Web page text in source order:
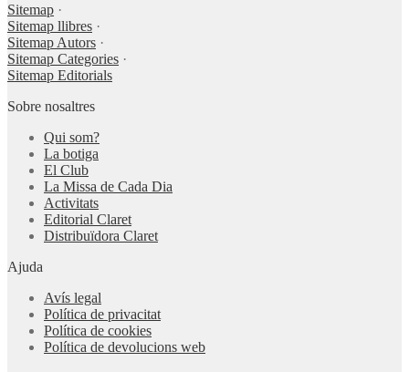
Sitemap ·
Sitemap llibres ·
Sitemap Autors ·
Sitemap Categories ·
Sitemap Editorials
Sobre nosaltres
Qui som?
La botiga
El Club
La Missa de Cada Dia
Activitats
Editorial Claret
Distribuïdora Claret
Ajuda
Avís legal
Política de privacitat
Política de cookies
Política de devolucions web